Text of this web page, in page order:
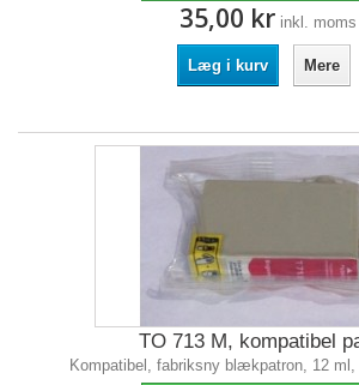
35,00 kr inkl. moms
Læg i kurv Mere
TO 713 M, kompatibel
Kompatibel, fabriksny blækpatron, 12